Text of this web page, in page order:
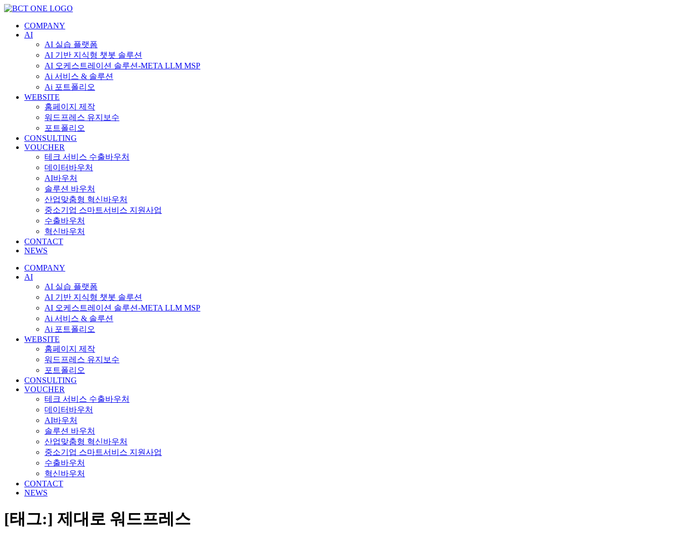
콘
COMPANY
AI
AI 실습 플랫폼
AI 기반 지식형 챗봇 솔루션
AI 오케스트레이션 솔루션-META LLM MSP
Ai 서비스 & 솔루션
Ai 포트폴리오
WEBSITE
홈페이지 제작
워드프레스 유지보수
포트폴리오
CONSULTING
VOUCHER
테크 서비스 수출바우처
데이터바우처
AI바우처
솔루션 바우처
산업맞춤형 혁신바우처
중소기업 스마트서비스 지원사업
수출바우처
혁신바우처
CONTACT
NEWS
COMPANY
AI
AI 실습 플랫폼
AI 기반 지식형 챗봇 솔루션
AI 오케스트레이션 솔루션-META LLM MSP
Ai 서비스 & 솔루션
Ai 포트폴리오
WEBSITE
홈페이지 제작
워드프레스 유지보수
포트폴리오
CONSULTING
VOUCHER
테크 서비스 수출바우처
데이터바우처
AI바우처
솔루션 바우처
산업맞춤형 혁신바우처
중소기업 스마트서비스 지원사업
수출바우처
혁신바우처
CONTACT
NEWS
[태그:] 제대로 워드프레스